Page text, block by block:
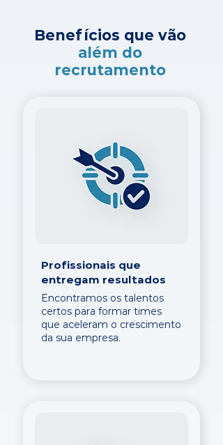
Benefícios que vão
além do
recrutamento
Profissionais que
entregam resultados
Encontramos os talentos
certos para formar times
que aceleram o crescimento
da sua empresa.